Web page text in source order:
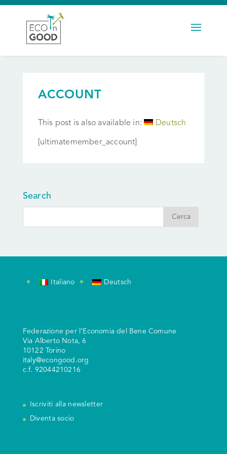
ACCOUNT
This post is also available in: Deutsch
[ultimatemember_account]
Search
Italiano Deutsch
Federazione per l’Economia del Bene Comune
Via Alberto Nota, 6
10122 Torino
italy@econgood.org
c.f. 92044210216
Iscriviti alla newsletter
Diventa socio